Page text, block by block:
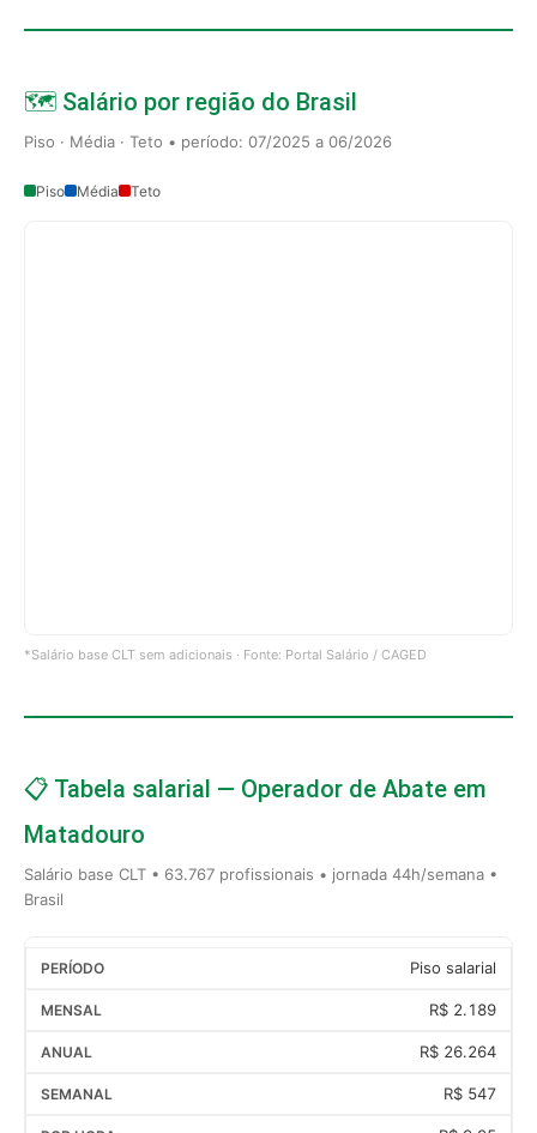
🗺️ Salário por região do Brasil
Piso · Média · Teto • período: 07/2025 a 06/2026
Piso Média Teto
*Salário base CLT sem adicionais · Fonte: Portal Salário / CAGED
📋 Tabela salarial — Operador de Abate em
Matadouro
Salário base CLT • 63.767 profissionais • jornada 44h/semana •
Brasil
Piso salarial
R$ 2.189
R$ 26.264
R$ 547